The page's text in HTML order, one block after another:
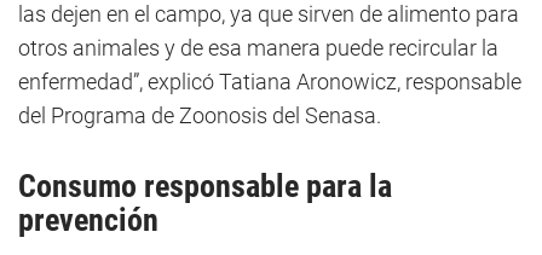
las dejen en el campo, ya que sirven de alimento para
otros animales y de esa manera puede recircular la
enfermedad”, explicó Tatiana Aronowicz, responsable
del Programa de Zoonosis del Senasa.
Consumo responsable para la
prevención